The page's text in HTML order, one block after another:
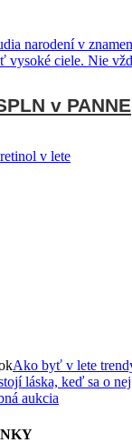
v PANNE
v lete
Ako byť v lete
láska, keď sa o
aukcia